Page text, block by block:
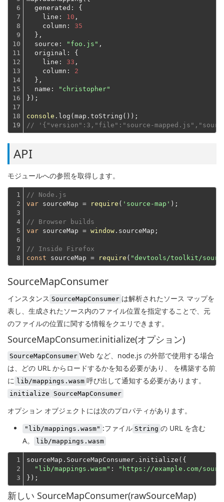
6
7
8
9
10
11
12
13
14
15
16
17
18
19
generated : {
line : 10 ,
column : 35
  },
source : "foo.js" ,
original : {
line : 33 ,
column : 2
  },
name :
"christopher"
});
console
// '{"version":3,"file":"source-
API
モジュールへの参照を取得します。
1
2
3
4
5
6
7
8
// Node.js
var sourceMap = require ( 'source-map' );
// Browser builds
var sourceMap = window .sourceMap;
// Inside Firefox
const sourceMap = require ( "devtools/toolkit/
SourceMapConsumer
インスタンス SourceMapConsumer は解析されたソース マップを
表し、生成されたソース内のファイル位置を指定することで、元
のファイルの位置に関する情報をクエリできます。
SourceMapConsumer.initialize(オプション)
SourceMapConsumer Web など、node.js の外部で使用する場合
は、どの URL からロードするかを知る必要があり、 を構築する前
に lib/mappings.wasm 呼び出して通知する必要があります。
initialize SourceMapConsumer
オプション オブジェクトには次のプロパティがあります。
"lib/mappings.wasm" :ファイル String の URL を含む
A。
lib/mappings.wasm
1
2
3
sourceMap.SourceMapConsumer.initialize({
"lib/mappings.wasm" :
"https://example.com/
});
新しい SourceMapConsumer(rawSourceMap)